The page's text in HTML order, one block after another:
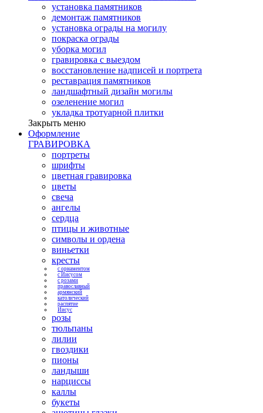
установка памятников
демонтаж памятников
установка ограды на могилу
покраска ограды
уборка могил
гравировка с выездом
восстановление надписей и портрета
реставрация памятников
ландшафтный дизайн могилы
озеленение могил
укладка тротуарной плитки
Закрыть меню
Оформление
ГРАВИРОВКА
портреты
шрифты
цветная гравировка
цветы
свеча
ангелы
сердца
птицы и животные
символы и ордена
виньетки
кресты
с орнаментом
с Иисусом
с розами
православный
армянский
католический
распятие
Иисус
розы
тюльпаны
лилии
гвоздики
пионы
ландыши
нарциссы
каллы
букеты